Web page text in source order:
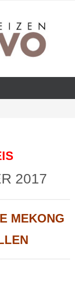
2017
MEKONG